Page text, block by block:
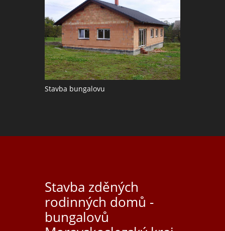
Stavba bungalovu
Stavba zděných
rodinných domů -
bungalovů